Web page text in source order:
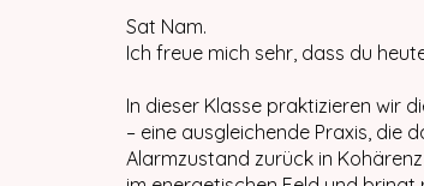
Sat Nam.
Ich freue mich sehr, dass du
In dieser Klasse praktizieren wir
– eine ausgleichende Praxis, die
Alarmzustand zurück in